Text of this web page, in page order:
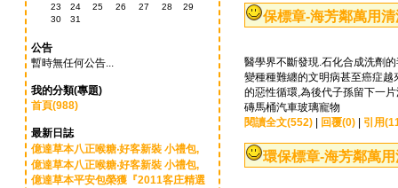
23
24 25 26 27 28
29
30
31
公告
暫時無任何公告...
我的分類(專題)
首頁(988)
最新日誌
億達草本八正喉糖‧好客新裝 小禮包,
億達草本八正喉糖‧好客新裝 小禮包,
億達草本平安包榮獲『2011客庄精選
保標章-海芳鄰萬用
醫學界不斷發現.石化合成洗劑
變種種難纏的文明病甚至癌症
的惡性循環,為後代子孫留下一
磚馬桶汽車玻璃寵物
閱讀全文(552)
回覆(0) 引用
環保標章-海芳鄰萬